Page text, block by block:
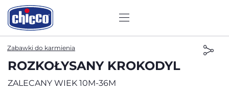
Zabawki do karmienia
ROZKOŁYSANY KROKODYL
ZALECANY WIEK 10M-36M